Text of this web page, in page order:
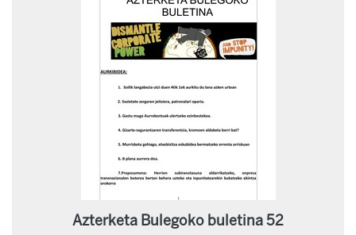
Azterketa Bulegoko buletina 52